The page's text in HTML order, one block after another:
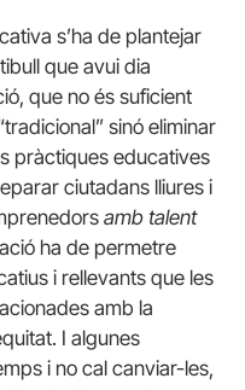
s’ha de plantejar
que avui dia
que no és suficient
sinó eliminar
pràctiques educatives
ciutadans lliures i
amb talent
ha de permetre
i rellevants que les
amb la
I algunes
i no cal canviar-les,